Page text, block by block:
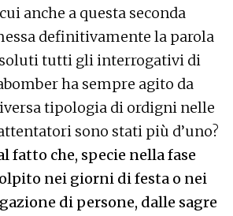
anche a questa seconda
definitivamente la parola
tutti gli interrogativi di
ha sempre agito da
tipologia di ordigni nelle
sono stati più d’uno?
fatto che, specie nella fase
nei giorni di festa o nei
di persone, dalle sagre